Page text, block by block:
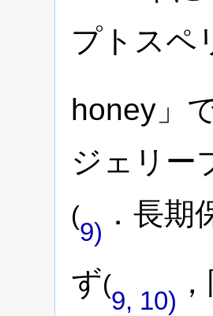
プトスペ
honey」
ジェリー
(
9)
．長
ず(
9, 10)